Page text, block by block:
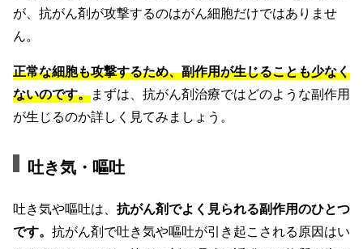
が、抗がん剤が攻撃するのはがん細胞だけではありませ
ん。
正常な細胞も攻撃するため、副作用が生じることも少なく
ないのです。まずは、抗がん剤治療ではどのような副作用
が生じるのか詳しく見てみましょう。
吐き気・嘔吐
吐き気や嘔吐は、 抗がん剤でよく見られる副作用のひとつ
です。 抗がん剤で吐き気や嘔吐が引き起こされる原因はい